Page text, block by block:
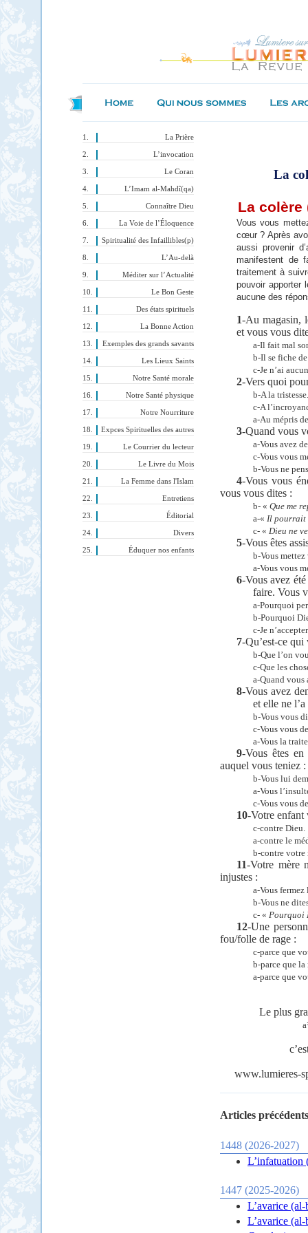
La Prière
L’invocation
Le Coran
L’Imam al-Mahdî(qa)
Connaître Dieu
La Voie de l’Éloquence
Spiritualité des Infaillibles(p)
L’Au-delà
Méditer sur l’Actualité
Le Bon Geste
Des états spirituels
La Bonne Action
Exemples des grands savants
Les Lieux Saints
Notre Santé morale
Notre Santé physique
Notre Nourriture
Expces Spirituelles des autres
Le Courrier du lecteur
Le Livre du Mois
La Femme dans l'Islam
Entretiens
Éditorial
Divers
Éduquer nos enfants
La
La colère
Vous vous
cœur ? Après
aussi provenir
manifestent de
traitement à
pouvoir apporter
aucune des
1-Au magasin,
et vous vous
a-Il fait mal
b-Il se fiche
c-Je n’ai
2-Vers quoi
b-A la tristesse.
c-A
a-Au mépris
3-Quand vous
a-Vous avez
c-Vous vous
b-Vous ne
4-Vous vous
vous vous dites :
b- « Que me
a-« Il pourrait
c- « Dieu ne
5-Vous êtes
b-Vous
a-Vous vous
6-Vous avez
faire. Vous
a-Pourquoi
b-Pourquoi
c-Je
7-Qu’est-ce
b-Que l’on
c-Que les
a-Quand vous
8-Vous avez
et elle ne
b-Vous vous
c-Vous vous
a-Vous la
9-Vous êtes
auquel vous teniez :
b-Vous lui
a-Vous
c-Vous vous
10-Votre enfant
c-contre Dieu.
a-contre le
b-contre votre
11-Votre mère
injustes :
a-Vous
b-Vous ne
c- « Pourquoi
12-Une
fou/folle de rage :
c-parce que
b-parce que
a-parce que
Le plus
a
www.lumieres-
Articles
1448 (2026-2027)
L’infatuation
1447 (2025-2026)
L’avarice
L’avarice